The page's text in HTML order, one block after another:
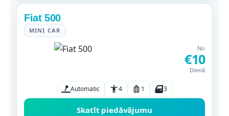
Fiat 500
MINI CAR
No
€10
Dienā
Automatic 4 1 3
Skatīt piedāvājumu